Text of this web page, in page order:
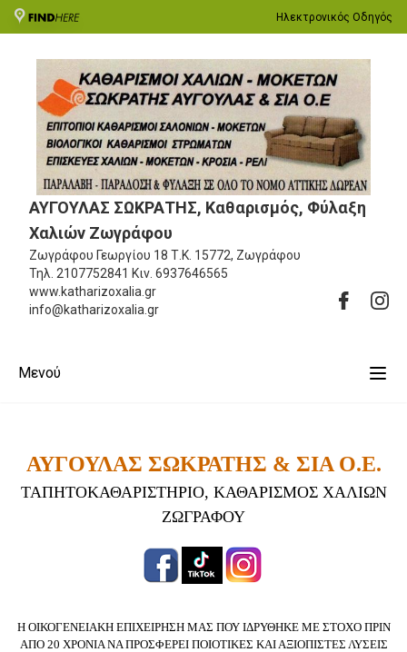
Ηλεκτρονικός Οδηγός
ΑΥΓΟΥΛΑΣ ΣΩΚΡΑΤΗΣ, Καθαρισμός, Φύλαξη
Χαλιών Ζωγράφου
Ζωγράφου Γεωργίου 18 Τ.Κ. 15772, Ζωγράφου
Τηλ. 2107752841 Κιν. 6937646565
www.katharizoxalia.gr
info@katharizoxalia.gr
Μενού
ΑΥΓΟΥΛΑΣ ΣΩΚΡΑΤΗΣ & ΣΙΑ Ο.Ε.
ΤΑΠΗΤΟΚΑΘΑΡΙΣΤΗΡΙΟ, ΚΑΘΑΡΙΣΜΟΣ ΧΑΛΙΩΝ
ΖΩΓΡΑΦΟΥ
Η ΟΙΚΟΓΕΝΕΙΑΚΗ ΕΠΙΧΕΙΡΗΣΗ ΜΑΣ ΠΟΥ ΙΔΡΥΘΗΚΕ ΜΕ ΣΤΟΧΟ ΠΡΙΝ
ΑΠΟ 20 ΧΡΟΝΙΑ ΝΑ ΠΡΟΣΦΕΡΕΙ ΠΟΙΟΤΙΚΕΣ ΚΑΙ ΑΞΙΟΠΙΣΤΕΣ ΛΥΣΕΙΣ